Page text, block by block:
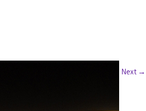
Next →